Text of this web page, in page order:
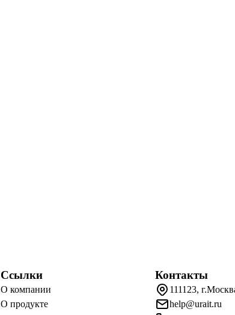
Ссылки
О компании
О продукте
Контакты
111123,
help@urait.ru